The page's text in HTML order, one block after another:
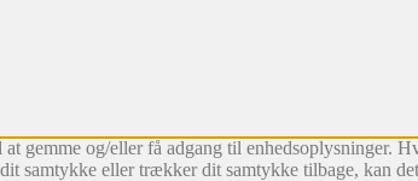
gemme og/eller få adgang til enhedsoplysninger.
eller trækker dit samtykke tilbage, kan